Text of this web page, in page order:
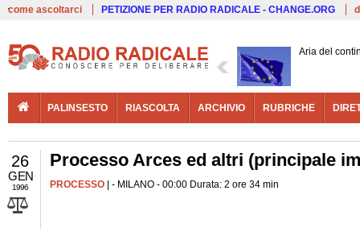
come ascoltarci PETIZIONE PER RADIO RADICALE - CHANGE.ORG
Aria del
PALINSESTO RIASCOLTA ARCHIVIO RUBRICHE
26
GEN
1996
Processo Arces ed altri (principale
PROCESSO | - MILANO - 00:00 Durata: 2 ore 34 min